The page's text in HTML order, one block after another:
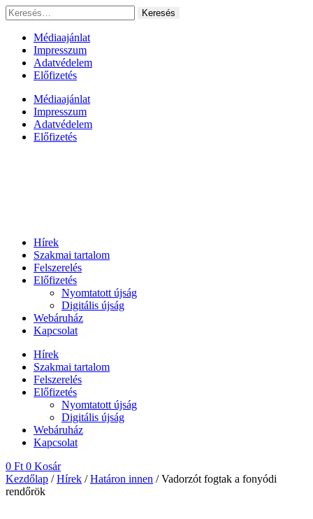
Ugrás
a
tartalomhoz
Keresés:
Médiaajánlat
Impresszum
Adatvédelem
Előfizetés
Médiaajánlat
Impresszum
Adatvédelem
Előfizetés
Hírek
Szakmai tartalom
Felszerelés
Előfizetés
Nyomtatott újság
Digitális újság
Webáruház
Kapcsolat
Hírek
Szakmai tartalom
Felszerelés
Előfizetés
Nyomtatott újság
Digitális újság
Webáruház
Kapcsolat
0 Ft 0 Kosár
Kezdőlap /Hírek /Határon innen / Vadorzót fogtak a fonyódi
rendőrök